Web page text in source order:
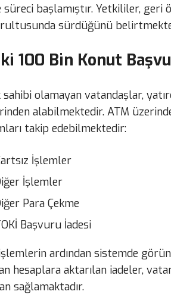
süreci başlamıştır. Yetkililer,
sürdüğünü
100 Bin Konut
sahibi olamayan vatandaşlar,
alabilmektedir. ATM
takip edebilmektedir:
İşlemler
İşlemler
Para Çekme
Başvuru İadesi
ardından sistemde
hesaplara aktarılan iadeler,
sağlamaktadır.